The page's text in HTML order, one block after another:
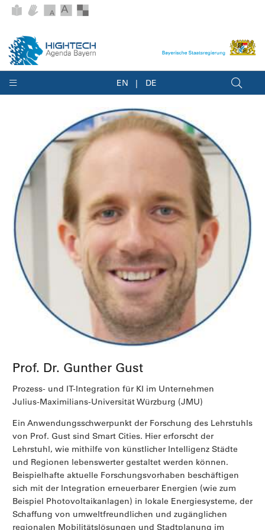
EN DE
Prof. Dr. Gunther Gust
Prozess- und IT-Integration für KI im Unternehmen
Julius-Maximilians-Universität Würzburg (JMU)
Ein Anwendungsschwerpunkt der Forschung des Lehrstuhls
von Prof. Gust sind Smart Cities. Hier erforscht der
Lehrstuhl, wie mithilfe von künstlicher Intelligenz Städte
und Regionen lebenswerter gestaltet werden können.
Beispielhafte aktuelle Forschungsvorhaben beschäftigen
sich mit der Integration erneuerbarer Energien (wie zum
Beispiel Photovoltaikanlagen) in lokale Energiesysteme, der
Schaffung von umweltfreundlichen und zugänglichen
regionalen Mobilitätslösungen und Stadtplanung im